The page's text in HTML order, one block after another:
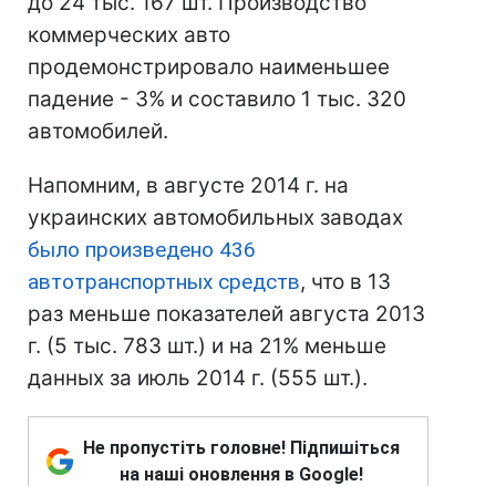
коммерческих авто
продемонстрировало наименьшее
падение - 3% и составило 1 тыс. 320
автомобилей.
Напомним, в августе 2014 г. на
украинских автомобильных заводах
было произведено 436
автотранспортных средств, что в 13
раз меньше показателей августа 2013
г. (5 тыс. 783 шт.) и на 21% меньше
данных за июль 2014 г. (555 шт.).
Не пропустіть головне! Підпишіться
на наші оновлення в Google!